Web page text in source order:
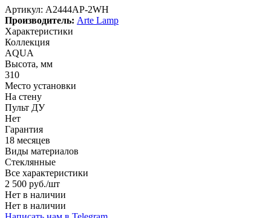
Артикул: A2444AP-2WH
Производитель: Arte Lamp
Характеристики
Коллекция
AQUA
Высота, мм
310
Место установки
На стену
Пульт ДУ
Нет
Гарантия
18 месяцев
Виды материалов
Стеклянные
Все характеристики
2 500 руб./шт
Нет в наличии
Нет в наличии